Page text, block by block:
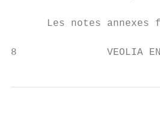
Les notes annexes
8               VEOLIA